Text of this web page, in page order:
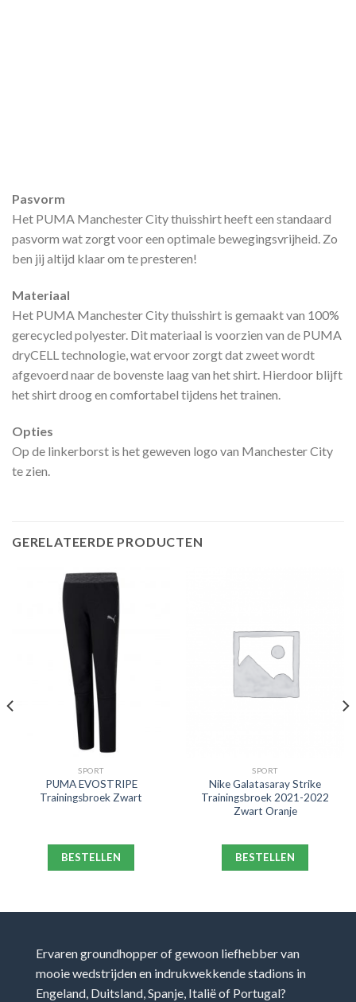
Pasvorm
Het PUMA Manchester City thuisshirt heeft een standaard
pasvorm wat zorgt voor een optimale bewegingsvrijheid. Zo
ben jij altijd klaar om te presteren!
Materiaal
Het PUMA Manchester City thuisshirt is gemaakt van 100%
gerecycled polyester. Dit materiaal is voorzien van de PUMA
dryCELL technologie, wat ervoor zorgt dat zweet wordt
afgevoerd naar de bovenste laag van het shirt. Hierdoor blijft
het shirt droog en comfortabel tijdens het trainen.
Opties
Op de linkerborst is het geweven logo van Manchester City
te zien.
GERELATEERDE PRODUCTEN
SPORT
PUMA EVOSTRIPE
Trainingsbroek Zwart
BESTELLEN
SPORT
Nike Galatasaray Strike
Trainingsbroek 2021-2022
Zwart Oranje
BESTELLEN
Ervaren groundhopper of gewoon liefhebber van
mooie wedstrijden en indrukwekkende stadions in
Engeland, Duitsland, Spanje, Italië of Portugal?